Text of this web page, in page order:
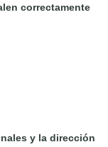
correctamente
y la dirección